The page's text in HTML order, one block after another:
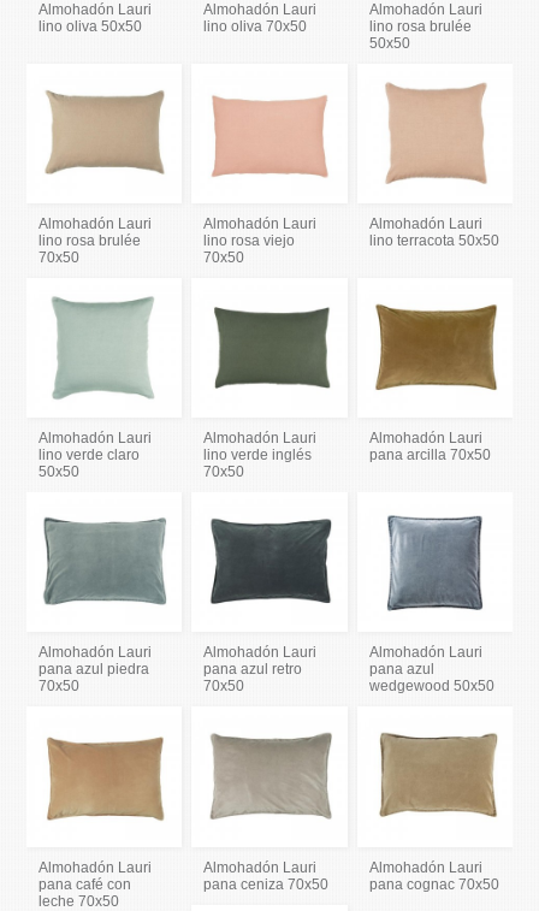
Almohadón Lauri
lino oliva 50x50
Almohadón Lauri
lino oliva 70x50
Almohadón Lauri
lino rosa brulée
50x50
Almohadón Lauri
lino rosa brulée
70x50
Almohadón Lauri
lino rosa viejo
70x50
Almohadón Lauri
lino terracota 50x50
Almohadón Lauri
lino verde claro
50x50
Almohadón Lauri
lino verde inglés
70x50
Almohadón Lauri
pana arcilla 70x50
Almohadón Lauri
pana azul piedra
70x50
Almohadón Lauri
pana azul retro
70x50
Almohadón Lauri
pana azul
wedgewood 50x50
Almohadón Lauri
pana café con
leche 70x50
Almohadón Lauri
pana ceniza 70x50
Almohadón Lauri
pana cognac 70x50